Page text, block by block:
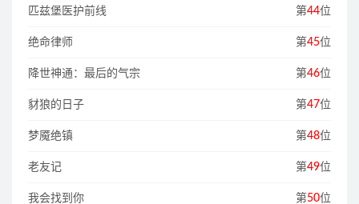
匹兹堡医护前线 第44位
绝命律师 第45位
降世神通：最后的气宗 第46位
豺狼的日子 第47位
梦魇绝镇 第48位
老友记 第49位
我会找到你 第50位